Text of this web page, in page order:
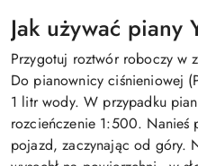
Jak używać piany
Przygotuj roztwór roboczy w
Do pianownicy ciśnieniowej
1 litr wody. W przypadku
rozcieńczenie 1:500. Nanieś
pojazd, zaczynając od góry.